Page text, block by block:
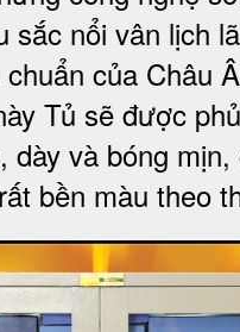
sắc nổi vân lịch
của Châu
Tủ sẽ được
dày và bóng
bền màu theo